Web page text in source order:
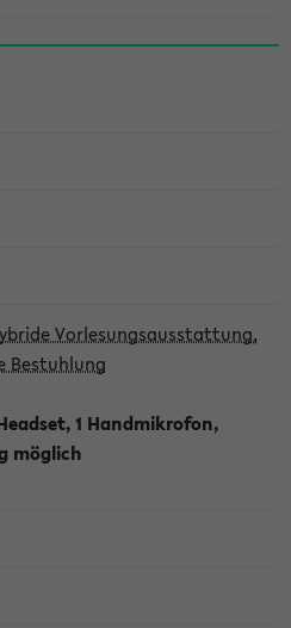
Vorlesungsausstattung,
Bestuhlung
1 Handmikrofon,
möglich